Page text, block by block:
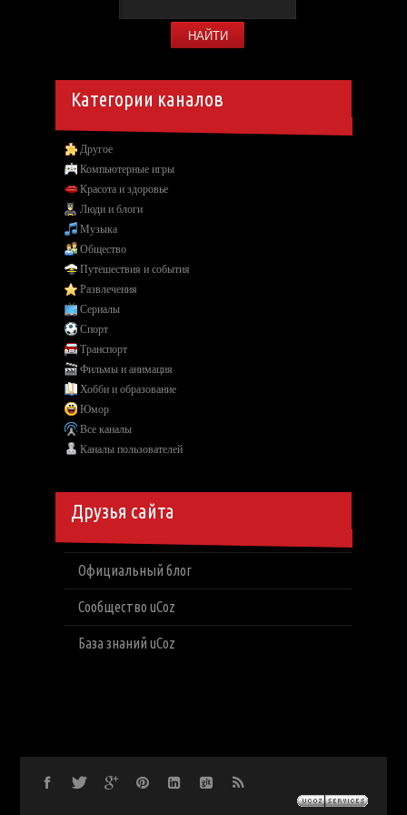
Категории каналов
Другое
Компьютерные игры
Красота и здоровье
Люди и блоги
Музыка
Общество
Путешествия и события
Развлечения
Сериалы
Спорт
Транспорт
Фильмы и анимация
Хобби и образование
Юмор
Все каналы
Каналы пользователей
Друзья сайта
Официальный блог
Сообщество uCoz
База знаний uCoz